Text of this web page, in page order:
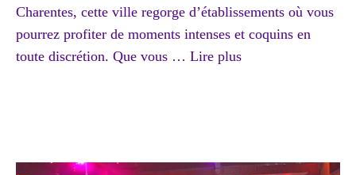
Charentes, cette ville regorge d’établissements où vous
pourrez profiter de moments intenses et coquins en
toute discrétion. Que vous … Lire plus